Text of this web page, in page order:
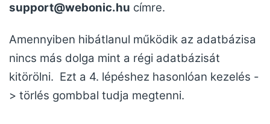
support@webonic.hu címre.
Amennyiben hibátlanul működik az adatbázisa
nincs más dolga mint a régi adatbázisát
kitörölni. Ezt a 4. lépéshez hasonlóan kezelés -
> törlés gombbal tudja megtenni.